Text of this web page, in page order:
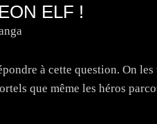
ELF !
à cette question. On les
que même les héros